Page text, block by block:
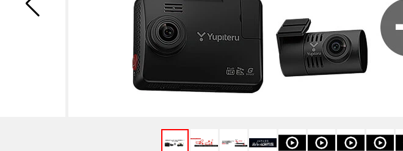
スペアパーツ
ダイレクト
純正オプション品の
ご購入はこちら
Yupiteruオリジナル
アイテム一覧
詳しくはこちら
詳し
お役立ち情